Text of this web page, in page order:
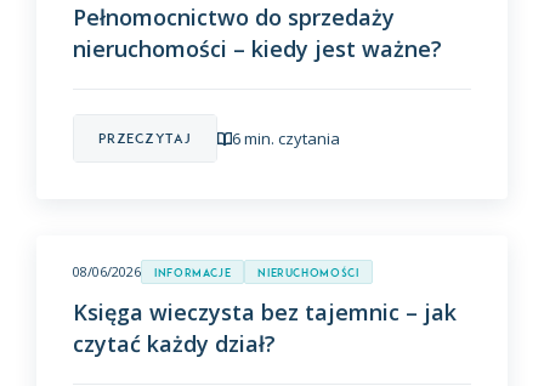
Pełnomocnictwo do sprzedaży
nieruchomości – kiedy jest ważne?
Przeczytaj 6 min. czytania
08/06/2026 Informacje Nieruchomości
Księga wieczysta bez tajemnic – jak
czytać każdy dział?